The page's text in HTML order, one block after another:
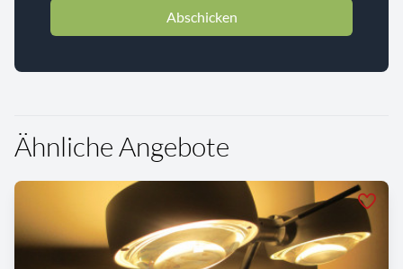
Abschicken
Ähnliche Angebote